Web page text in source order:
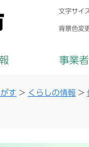
文字サイ
背景色変
事業
す > くらしの情報 >